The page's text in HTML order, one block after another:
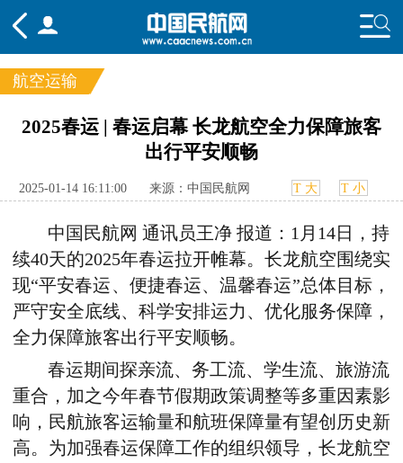
频道
国内
航图 智库 专题 舆情
航空运输
2025春运 | 春运启幕 长龙航空全力保障旅客
出行平安顺畅
2025-01-14 16:11:00 来源：中国民航网 T 大 T 小
中国民航网 通讯员王净 报道：1月14日，持
续40天的2025年春运拉开帷幕。长龙航空围绕实
现“平安春运、便捷春运、温馨春运”总体目标，
严守安全底线、科学安排运力、优化服务保障，
全力保障旅客出行平安顺畅。
春运期间探亲流、务工流、学生流、旅游流
重合，加之今年春节假期政策调整等多重因素影
响，民航旅客运输量和航班保障量有望创历史新
高。为加强春运保障工作的组织领导，长龙航空